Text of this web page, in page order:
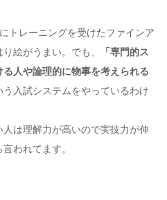
トレーニングを受けたファインア
絵がうまい。でも、
「専門的ス
人や論理的に物事を考えられる
入試システムをやっているわけ
は理解力が高いので実技力が伸
われてます。